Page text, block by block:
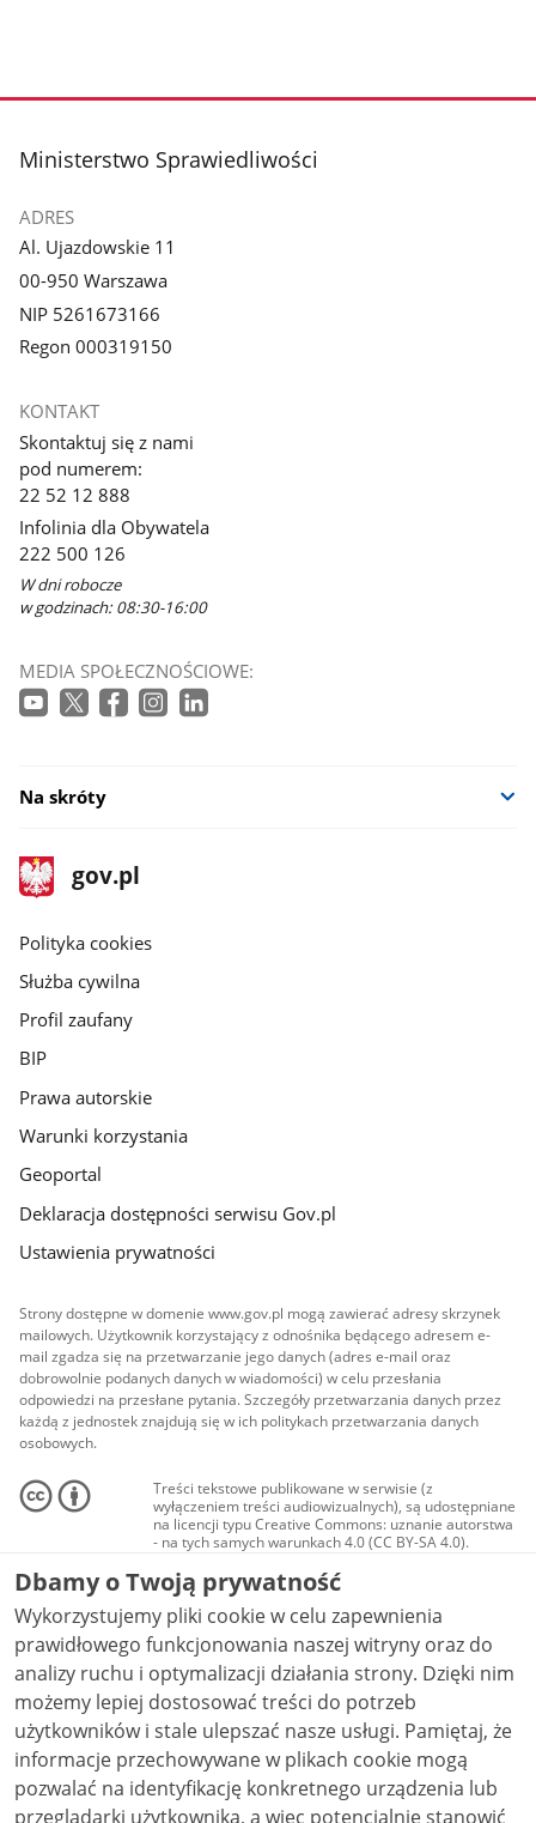
stopka
Ministerstwo Sprawiedliwości
ADRES
Al. Ujazdowskie 11
00-950 Warszawa
NIP 5261673166
Regon 000319150
KONTAKT
Skontaktuj się z nami
pod numerem:
22 52 12 888
Infolinia dla Obywatela
222 500 126
W dni robocze
w godzinach: 08:30-16:00
MEDIA SPOŁECZNOŚCIOWE:
Na skróty
stopka
gov.pl
Strona
gov.pl
gov.pl
Polityka cookies
Służba cywilna
Profil zaufany
BIP
Prawa autorskie
Warunki korzystania
Geoportal
Deklaracja dostępności serwisu Gov.pl
Ustawienia prywatności
Strony dostępne w domenie www.gov.pl mogą zawierać adresy skrzynek
mailowych. Użytkownik korzystający z odnośnika będącego adresem e-
mail zgadza się na przetwarzanie jego danych (adres e-mail oraz
dobrowolnie podanych danych w wiadomości) w celu przesłania
odpowiedzi na przesłane pytania. Szczegóły przetwarzania danych przez
każdą z jednostek znajdują się w ich politykach przetwarzania danych
osobowych.
Treści tekstowe publikowane w serwisie (z
wyłączeniem treści audiowizualnych), są udostępniane
na licencji typu Creative Commons: uznanie autorstwa
- na tych samych warunkach 4.0 (CC BY-SA 4.0).
Materiały audiowizualne, w tym zdjęcia, materiały
audio i wideo, są udostępniane na licencji typu
Creative Commons: uznanie autorstwa użycie
niekomercyjne - bez utworów zależnych 4.0 (CC BY-
NC-ND 4.0), o ile nie jest to stwierdzone inaczej.
Dbamy o Twoją prywatność
Wykorzystujemy pliki cookie w celu zapewnienia
prawidłowego funkcjonowania naszej witryny oraz do
analizy ruchu i optymalizacji działania strony. Dzięki nim
możemy lepiej dostosować treści do potrzeb
użytkowników i stale ulepszać nasze usługi. Pamiętaj, że
informacje przechowywane w plikach cookie mogą
pozwalać na identyfikację konkretnego urządzenia lub
przeglądarki użytkownika, a więc potencjalnie stanowić